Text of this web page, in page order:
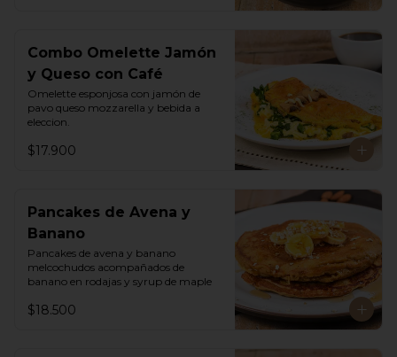
Combo Omelette Jamón
y Queso con Café
Omelette esponjosa con jamón de
pavo queso mozzarella y bebida a
eleccion.
$17.900
Pancakes de Avena y
Banano
Pancakes de avena y banano
melcochudos acompañados de
banano en rodajas y syrup de maple
$18.500